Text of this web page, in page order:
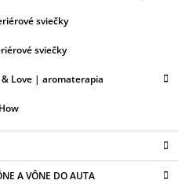
sviečky
sviečky
& Love | aromaterapia
A VÔNE DO AUTA